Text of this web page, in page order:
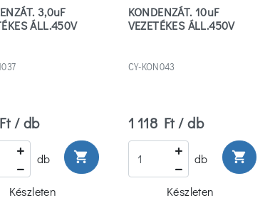
3,0uF
ÁLL.450V
/ db
db shopping_cart
Készleten
KONDENZÁT. 10uF
VEZETÉKES ÁLL.450V
CY-KON043
1 118 Ft / db
db shopping_cart
Készleten